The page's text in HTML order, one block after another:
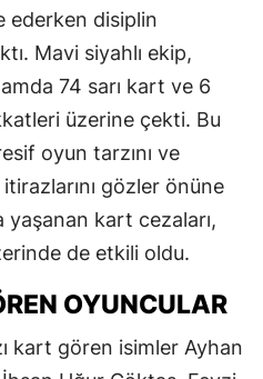
ederken disiplin
Mavi siyahlı ekip,
74 sarı kart ve 6
üzerine çekti. Bu
oyun tarzını ve
gözler önüne
kart cezaları,
de etkili oldu.
OYUNCULAR
kart gören isimler Ayhan